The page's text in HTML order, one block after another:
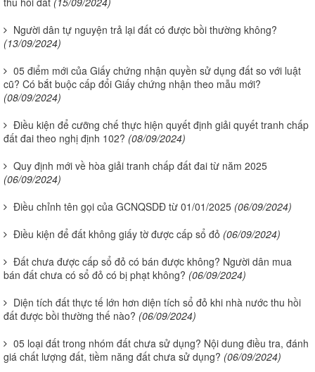
Người dân tự nguyện trả lại đất có được bồi thường không?
(13/09/2024)
05 điểm mới của Giấy chứng nhận quyền sử dụng đất so với luật
cũ? Có bắt buộc cấp đổi Giấy chứng nhận theo mẫu mới?
(08/09/2024)
Điều kiện để cưỡng chế thực hiện quyết định giải quyết tranh chấp
đất đai theo nghị định 102? (08/09/2024)
Quy định mới về hòa giải tranh chấp đất đai từ năm 2025
(06/09/2024)
Điều chỉnh tên gọi của GCNQSDĐ từ 01/01/2025 (06/09/2024)
Điều kiện để đất không giấy tờ được cấp sổ đỏ (06/09/2024)
Đất chưa được cấp sổ đỏ có bán được không? Người dân mua
bán đất chưa có sổ đỏ có bị phạt không? (06/09/2024)
Diện tích đất thực tế lớn hơn diện tích sổ đỏ khi nhà nước thu hồi
đất được bồi thường thế nào? (06/09/2024)
05 loại đất trong nhóm đất chưa sử dụng? Nội dung điều tra, đánh
giá chất lượng đất, tiềm năng đất chưa sử dụng? (06/09/2024)